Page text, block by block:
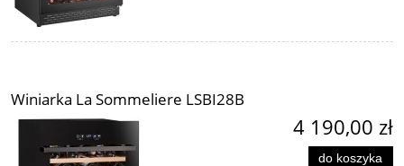
Winiarka La Sommeliere LSBI28B
4 190,00 zł
do koszyka